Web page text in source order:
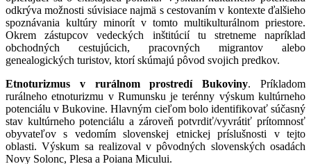
odkrýva možnosti súvisiace najmä s cestovaním v kontexte ďalšieho
spoznávania kultúry minorít v tomto multikulturálnom priestore.
Okrem zástupcov vedeckých inštitúcií tu stretneme napríklad
obchodných cestujúcich, pracovných migrantov alebo
genealogických turistov, ktorí skúmajú pôvod svojich predkov.
Etnoturizmus v rurálnom prostredí Bukoviny. Príkladom
rurálneho etnoturizmu v Rumunsku je terénny výskum kultúrneho
potenciálu v Bukovine. Hlavným cieľom bolo identifikovať súčasný
stav kultúrneho potenciálu a zároveň potvrdiť/vyvrátiť prítomnosť
obyvateľov s vedomím slovenskej etnickej príslušnosti v tejto
oblasti. Výskum sa realizoval v pôvodných slovenských osadách
Novy Solonc, Plesa a Poiana Micului.